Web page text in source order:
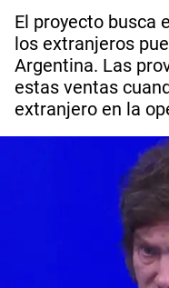
El proyecto busca
los extranjeros
Argentina. Las
estas ventas
extranjero en la